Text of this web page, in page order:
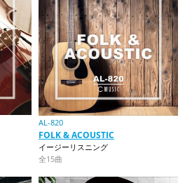
AL-820
FOLK & ACOUSTIC
イージーリスニング
全15曲